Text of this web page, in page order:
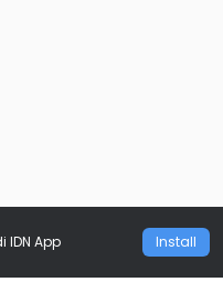
IDN App Install